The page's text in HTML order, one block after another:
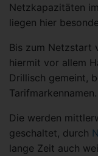
Netzkapazitäten
liegen hier
Bis zum Netzstart
hiermit vor allem
Drillisch gemeint,
Tarifmarkennamen.
Die werden
geschaltet, durch
lange Zeit auch